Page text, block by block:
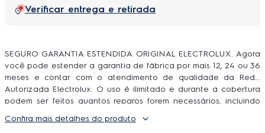
Verificar entrega e retirada
SEGURO GARANTIA ESTENDIDA ORIGINAL ELECTROLUX. Agora
você pode estender a garantia de fábrica por mais 12, 24 ou 36
meses e contar com o atendimento de qualidade da Rede
Autorizada Electrolux. O uso é ilimitado e durante a cobertura
podem ser feitos quantos reparos forem necessários, incluindo
contratação de técnicos.
Confira mais detalhes do produto